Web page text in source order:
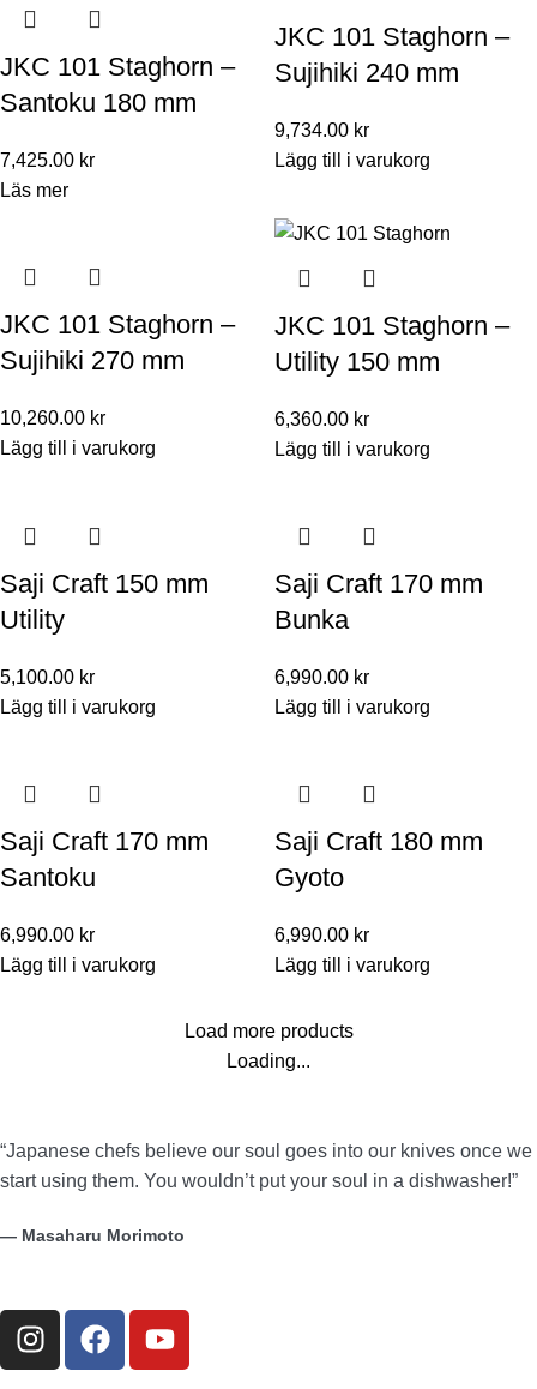
JKC 101 Staghorn –
Santoku 180 mm
7,425.00 kr
Läs mer
JKC 101 Staghorn –
Sujihiki 240 mm
9,734.00 kr
Lägg till i varukorg
JKC 101 Staghorn –
Sujihiki 270 mm
10,260.00 kr
Lägg till i varukorg
JKC 101 Staghorn –
Utility 150 mm
6,360.00 kr
Lägg till i varukorg
Saji Craft 150 mm
Utility
5,100.00 kr
Lägg till i varukorg
Saji Craft 170 mm
Bunka
6,990.00 kr
Lägg till i varukorg
Saji Craft 170 mm
Santoku
6,990.00 kr
Lägg till i varukorg
Saji Craft 180 mm
Gyoto
6,990.00 kr
Lägg till i varukorg
Load more products
Loading...
“Japanese chefs believe our soul goes into our knives once we
start using them. You wouldn’t put your soul in a dishwasher!”
— Masaharu Morimoto